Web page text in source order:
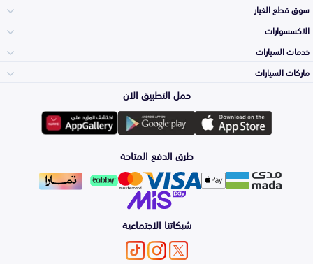
سوق قطع الغيار
المكائن، القيرات
وملحقاتها
الشمعات
والاصطبات (الاضاءة)
الفرامل والأقمشة
الاكسسوارات
لوازم الرحلات
اكسسوارات العناية
الزيوت و السوائل
خدمات السيارات
الأكثر مبيعاً
التلميع والعناية
اصلاح الطلاء
ماركات السيارات
تويوتا
هيونداي
كيا
حمل التطبيق الان
طرق الدفع المتاحة
شبكاتنا الاجتماعية